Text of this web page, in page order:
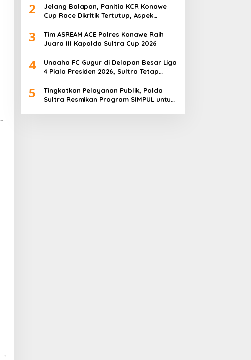
2
Jelang Balapan, Panitia KCR Konawe
Cup Race Dikritik Tertutup, Aspek
3
Tim ASREAM ACE Polres Konawe Raih
Juara III Kapolda Sultra Cup 2026
4
Unaaha FC Gugur di Delapan Besar Liga
4 Piala Presiden 2026, Sultra Tetap
5
Tingkatkan Pelayanan Publik, Polda
Sultra Resmikan Program SIMPUL untuk